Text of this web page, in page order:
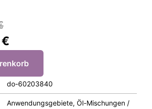
€
do-60203840
Anwendungsgebiete,Öl-Mischungen /